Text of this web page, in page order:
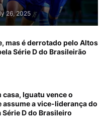
26, 2025
mas é derrotado pelo Altos
Série D do Brasileirão
casa, Iguatu vence o
assume a vice-liderança do
D do Brasileiro